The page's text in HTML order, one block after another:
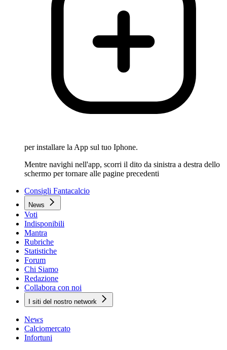
per installare la App sul tuo Iphone.
Mentre navighi nell'app, scorri il dito da sinistra a destra dello
schermo per tornare alle pagine precedenti
Consigli Fantacalcio
News
Voti
Indisponibili
Mantra
Rubriche
Statistiche
Forum
Chi Siamo
Redazione
Collabora con noi
I siti del nostro network
News
Calciomercato
Infortuni